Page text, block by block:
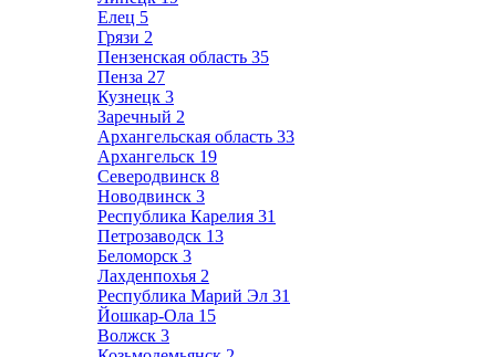
Елец 5
Грязи 2
Пензенская область 35
Пенза 27
Кузнецк 3
Заречный 2
Архангельская область 33
Архангельск 19
Северодвинск 8
Новодвинск 3
Республика Карелия 31
Петрозаводск 13
Беломорск 3
Лахденпохья 2
Республика Марий Эл 31
Йошкар-Ола 15
Волжск 3